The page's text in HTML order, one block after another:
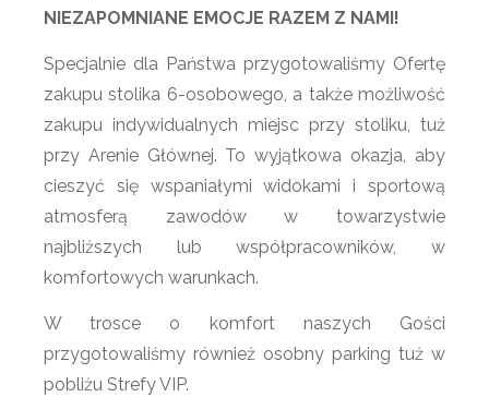
NIEZAPOMNIANE EMOCJE RAZEM Z NAMI!
Specjalnie dla Państwa przygotowaliśmy Ofertę
zakupu stolika 6-osobowego, a także możliwość
zakupu indywidualnych miejsc przy stoliku, tuż
przy Arenie Głównej. To wyjątkowa okazja, aby
cieszyć się wspaniałymi widokami i sportową
atmosferą zawodów w towarzystwie
najbliższych lub współpracowników, w
komfortowych warunkach.
W trosce o komfort naszych Gości
przygotowaliśmy również osobny parking tuż w
pobliżu Strefy VIP.